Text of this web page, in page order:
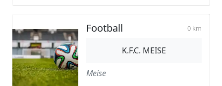
Football 0 km
K.F.C. MEISE
Meise